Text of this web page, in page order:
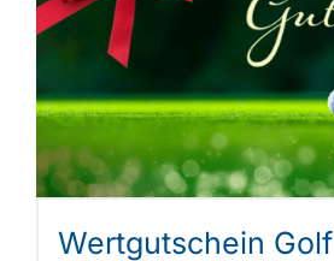
Wertgutschein Golf